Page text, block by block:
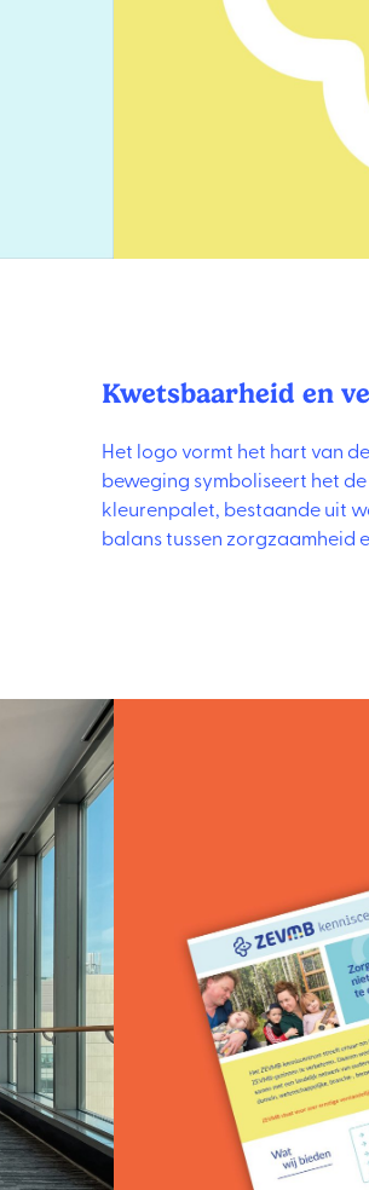
Kwetsbaarheid en
Het logo vormt het hart van
beweging symboliseert het
kleurenpalet, bestaande uit
balans tussen zorgzaamheid